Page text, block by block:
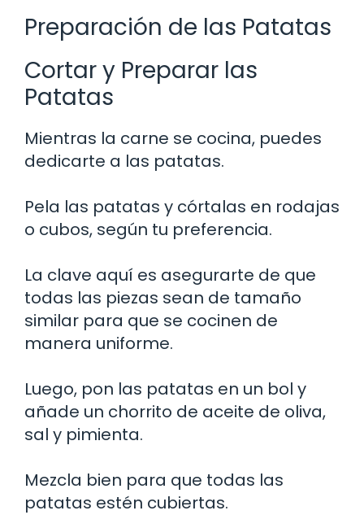
Preparación de las Patatas
Cortar y Preparar las
Patatas
Mientras la carne se cocina, puedes
dedicarte a las patatas.
Pela las patatas y córtalas en rodajas
o cubos, según tu preferencia.
La clave aquí es asegurarte de que
todas las piezas sean de tamaño
similar para que se cocinen de
manera uniforme.
Luego, pon las patatas en un bol y
añade un chorrito de aceite de oliva,
sal y pimienta.
Mezcla bien para que todas las
patatas estén cubiertas.